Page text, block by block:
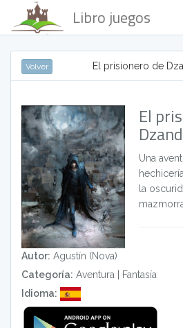
Libro juegos
Volver El prisionero de
El
Una
la
Autor: Agustín (Nova)
Categoría: Aventura | Fantasía
Idioma: